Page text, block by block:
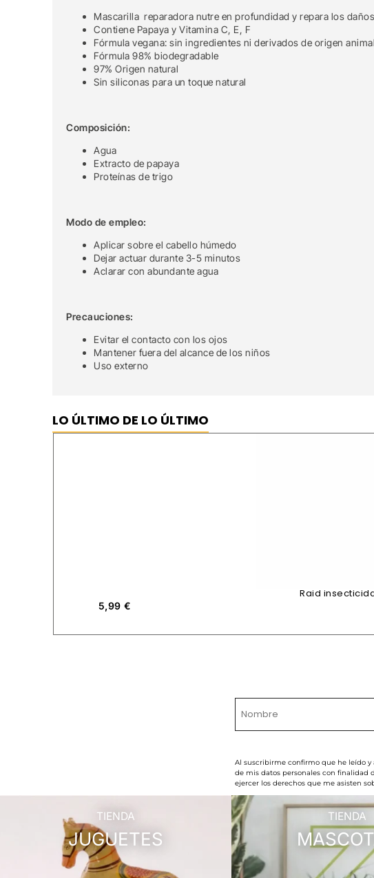
Mascarilla reparadora nutre en profundidad y repara los
Contiene Papaya y Vitamina C, E, F
Fórmula vegana: sin ingredientes ni derivados de origen animal
Fórmula 98% biodegradable
97% Origen natural
Sin siliconas para un toque natural
Composición:
Agua
Extracto de papaya
Proteínas de trigo
Modo de empleo:
Aplicar sobre el cabello húmedo
Dejar actuar durante 3-5 minutos
Aclarar con abundante agua
Precauciones:
Evitar el contacto con los ojos
Mantener fuera del alcance de los niños
Uso externo
LO ÚLTIMO DE LO ÚLTIMO
Raid
5,99€
Al suscribirme confirmo que he leído
de mis datos personales con finalidad
ejercer los derechos que me asisten
TIENDA
JUGUETES
TIENDA